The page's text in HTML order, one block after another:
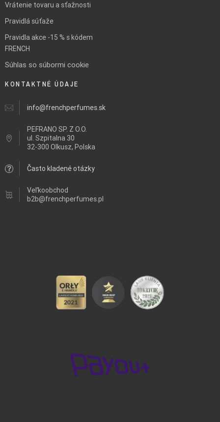
Vrátenie tovaru a sťažnosti
Pravidlá súťaže
Pravidla akce -15 % s kódem
FRENCH
Súhlas so súbormi cookie
KONTAKTNÉ ÚDAJE
info@frenchperfumes.sk
PEFRANO SP. Z O.O.
ul. Szpitalna 30
32-300 Olkusz, Polska
Často kladené otázky
Veľkoobchod
b2b@frenchperfumes.pl